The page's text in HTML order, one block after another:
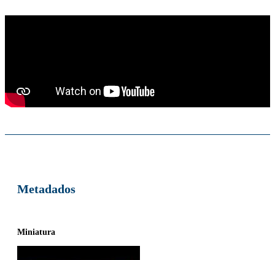
Metadados
Miniatura